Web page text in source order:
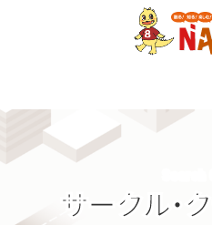
サークル・
Search